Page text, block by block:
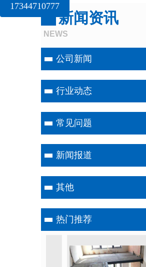
新闻资讯
NEWS
公司新闻
行业动态
常见问题
新闻报道
其他
热门推荐
17344710777